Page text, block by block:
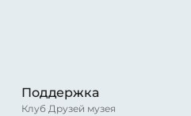
Поддержка
Клуб Друзей музея